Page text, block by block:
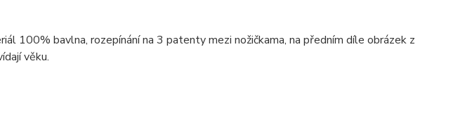
100% bavlna, rozepínání na 3 patenty mezi nožičkama, na předním díle obrázek z
věku.